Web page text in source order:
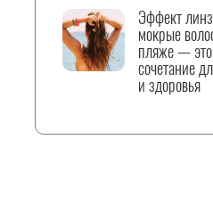
Эффект
мокрые
пляже —
сочетание
и здоровья